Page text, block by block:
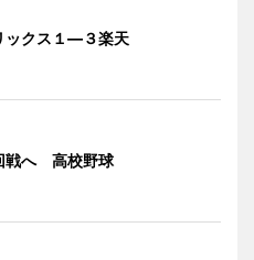
ックス１―３楽天
戦へ 高校野球